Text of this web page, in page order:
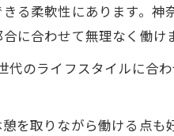
するシニア軽貨物配送の
貨物配送が収入増に結び
送でシニアが選ぶ収入ア
配送で安定した収入を得る
る柔軟性にあります。
に合わせて無理なく働け
のライフスタイルに合
を取りながら働ける点